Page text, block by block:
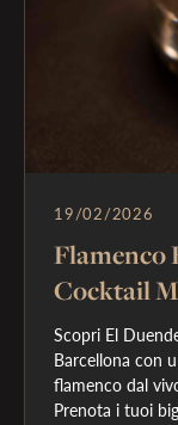
19/02/2026
Flamenco
Cocktail
Scopri El
Barcellona con
flamenco dal
Prenota i tuoi